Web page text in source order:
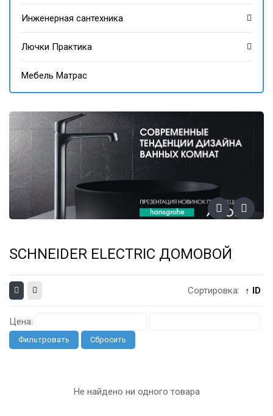
Инженерная сантехника
Лючки Практика
Мебель Матрас
SCHNEIDER ELECTRIC ДОМОВОЙ
Сортировка: ↑ ID
Цена:
Фильтровать Сбросить
Не найдено ни одного товара